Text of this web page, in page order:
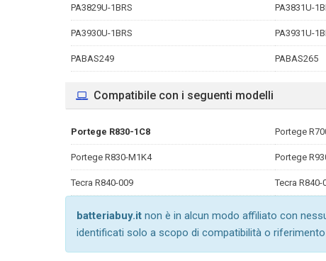
PA3829U-1BRS PA3831U-
PA3930U-1BRS PA3931U-
PABAS249 PABAS265
Compatibile con i seguenti modelli
Portege R830-1C8 Portege
Portege R830-M1K4 Portege
Tecra R840-009 Tecra R840-
batteriabuy.it non è in alcun modo affiliato con
identificati solo a scopo di compatibilità o